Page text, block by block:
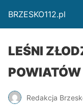
BRZESKO112.pl
LEŚNI
POWIATÓW
Redakcja